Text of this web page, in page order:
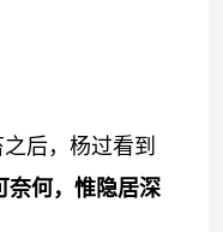
后，杨过看到
奈何，惟隐居深